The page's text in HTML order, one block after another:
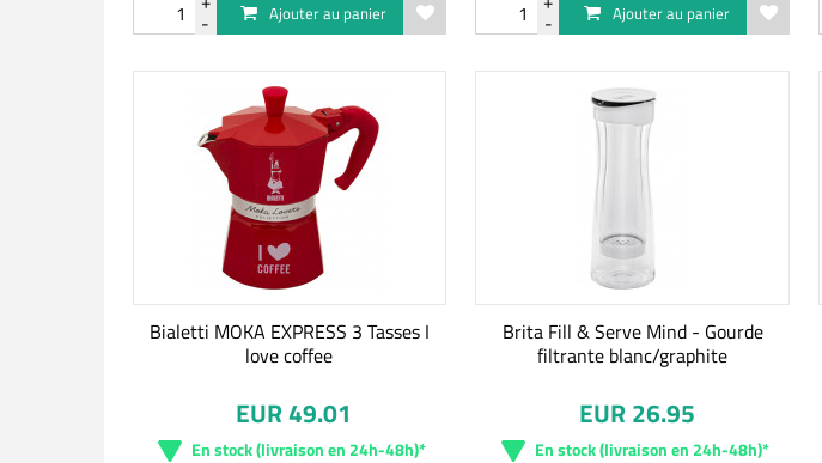
Ajouter au panier Ajouter au panier
Bialetti MOKA EXPRESS 3 Tasses I
love coffee
EUR 49.01
En stock (livraison en 24h-48h)*
Brita Fill & Serve Mind - Gourde
filtrante blanc/graphite
EUR 26.95
En stock (livraison en 24h-48h)*